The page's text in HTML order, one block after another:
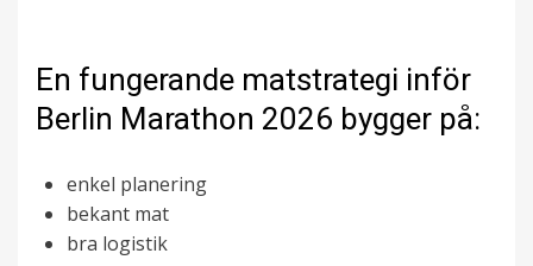
En fungerande matstrategi inför
Berlin Marathon 2026 bygger på:
enkel planering
bekant mat
bra logistik